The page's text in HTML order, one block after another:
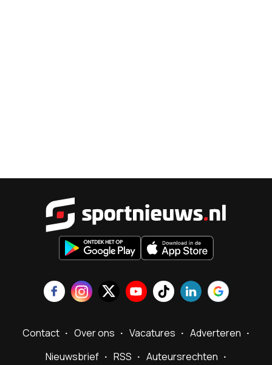
Contact Over ons Vacatures
Adverteren
Nieuwsbrief
RSS Auteursrechten